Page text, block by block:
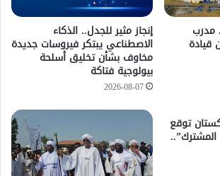
مدرب
قيادة
إنجاز مثير للجدل.. الذكاء
الاصطناعي يبتكر فيروسات جديدة
مخاوف بشأن تخليق أسلحة
بيولوجية فتاكة
2026-08-07
توقع
المشترك”..